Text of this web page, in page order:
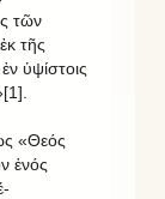
τῶν
τῆς
ὑψίστοις
«Θεός
ἑνός